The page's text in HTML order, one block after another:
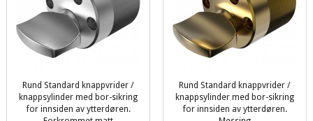
Rund Standard knappvrider /
knappsylinder med bor-sikring
for innsiden av ytterdøren.
Rund Standard knappvrider /
knappsylinder med bor-sikring
for innsiden av ytterdøren.